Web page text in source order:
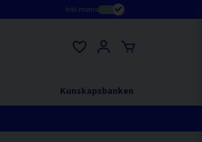
Inkl.moms
Kunskapsbanken